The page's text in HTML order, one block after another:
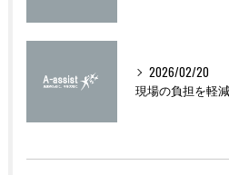
2026/02/20